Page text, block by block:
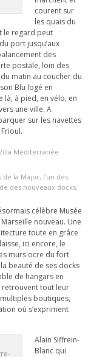
courent sur
les quais du
le regard peut
port jusqu’aux
des
postale, loin des
matin au coucher du
Blu logé en
à pied, en vélo, en
une ville. A
sur les navettes
Méditerranée
de la Major, l’un des
des nouveaux docks.
célèbre Musée
nouveau. Une
toute en grâce
ici encore, le
murs ocre du fort
beauté de ses docks
de hangars en
retrouvent tout leur
boutiques,
où s’expriment
Alain Siffrein-
Blanc qui